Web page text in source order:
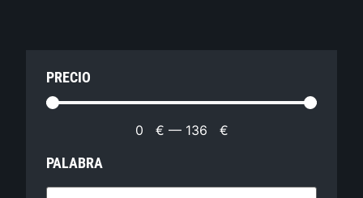
PRECIO
0 € — 136 €
PALABRA